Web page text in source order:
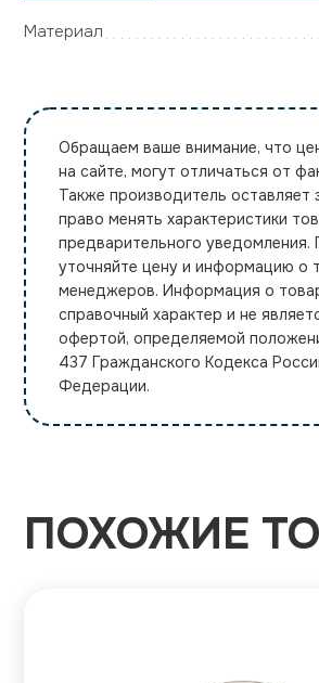
Материал
Обращаем ваше внимание, что
на сайте, могут отличаться от
Также производитель оставляет
право менять характеристики
предварительного уведомления.
уточняйте цену и информацию о
менеджеров. Информация о
справочный характер и не
офертой, определяемой
437 Гражданского Кодекса
Федерации.
ПОХОЖИЕ